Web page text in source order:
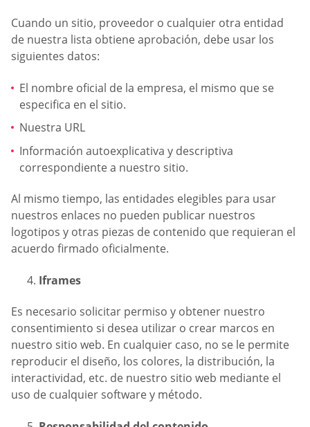
Cuando un sitio, proveedor o cualquier otra entidad
de nuestra lista obtiene aprobación, debe usar los
siguientes datos:
El nombre oficial de la empresa, el mismo que se
especifica en el sitio.
Nuestra URL
Información autoexplicativa y descriptiva
correspondiente a nuestro sitio.
Al mismo tiempo, las entidades elegibles para usar
nuestros enlaces no pueden publicar nuestros
logotipos y otras piezas de contenido que requieran el
acuerdo firmado oficialmente.
Iframes
Es necesario solicitar permiso y obtener nuestro
consentimiento si desea utilizar o crear marcos en
nuestro sitio web. En cualquier caso, no se le permite
reproducir el diseño, los colores, la distribución, la
interactividad, etc. de nuestro sitio web mediante el
uso de cualquier software y método.